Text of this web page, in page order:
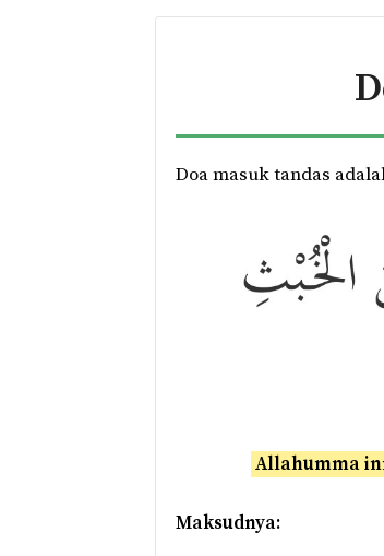
Doa masuk tandas
Allahumma
Maksudnya: